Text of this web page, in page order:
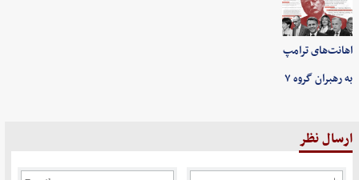
اهانت‌های ترامپ
به رهبران گروه ۷
ارسال نظر